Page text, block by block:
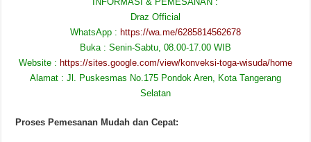
Draz Official
WhatsApp : https://wa.me/6285814562678
Buka : Senin-Sabtu, 08.00-17.00 WIB
Website : https://sites.google.com/view/konveksi-toga-wisuda/home
Alamat : Jl. Puskesmas No.175 Pondok Aren, Kota Tangerang
Selatan
Proses Pemesanan Mudah dan Cepat: